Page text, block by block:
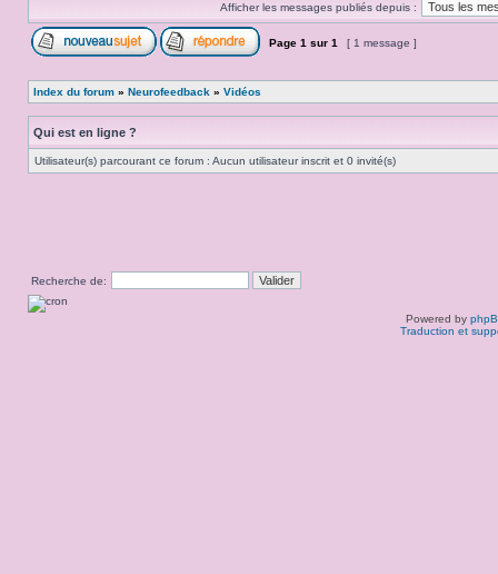
Afficher les messages publiés depuis :
Page 1 sur 1 [ 1 message ]
Index du forum » Neurofeedback » Vidéos
Qui est en ligne ?
Utilisateur(s) parcourant ce forum : Aucun utilisateur inscrit et 0 invité(s)
Recherche de:
Powered by
Traduction et